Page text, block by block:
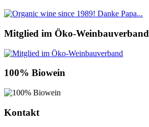
Mitglied im Öko-Weinbauverband
100% Biowein
Kontakt